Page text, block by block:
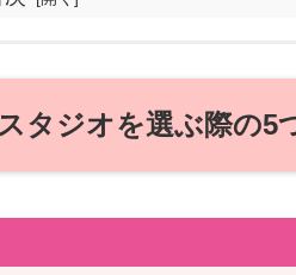
タジオを選ぶ際の5